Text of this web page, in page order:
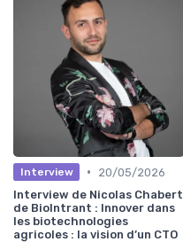
Interview •
20/05/2026
Interview de Nicolas Chabert
de BioIntrant : Innover dans
les biotechnologies
agricoles : la vision d’un CTO